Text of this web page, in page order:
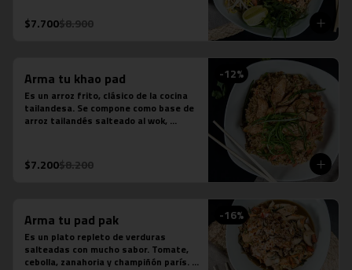
cebolla, maní, cebollín, cilantro, diente
de dragón y limón sutil. Se acompaña
$7.700$8.900
-12%
Arma tu khao pad
Es un arroz frito, clásico de la cocina
tailandesa. Se compone como base de
arroz tailandés salteado al wok,
salsa tamarindo.
$7.200$8.200
-16%
Arma tu pad pak
Es un plato repleto de verduras
salteadas con mucho sabor. Tomate,
cebolla, zanahoria y champiñón parís.